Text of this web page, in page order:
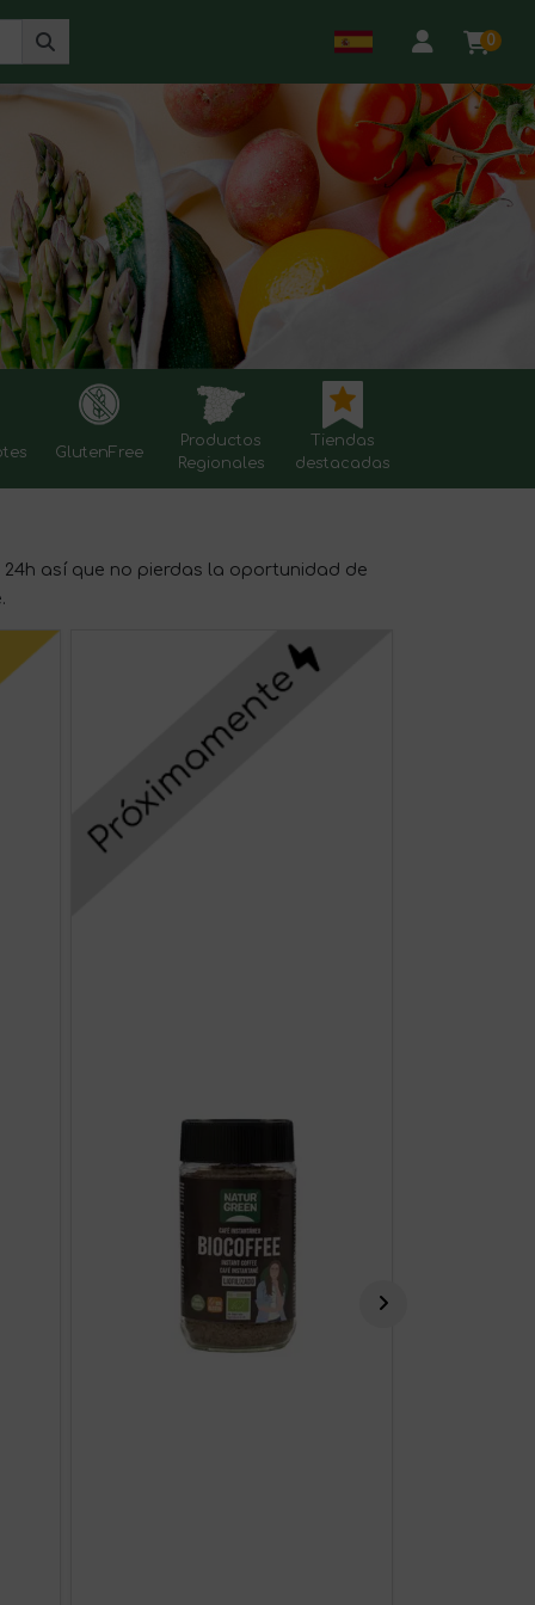
0
GlutenFree
Productos
Regionales
Tiendas
destacadas
así que no pierdas la oportunidad de